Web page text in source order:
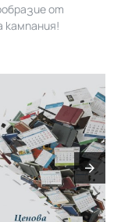
от
кампания!